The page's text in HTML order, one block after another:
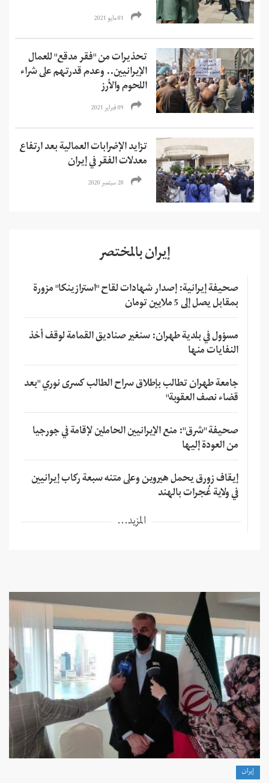
01 مايو 2021
تحذيرات من "فقر مدقع" للعمال
الإيرانيين.. وعدم قدرتهم على شراء
اللحوم ‌والأرز
09 فبراير 2021
تزايد الإضرابات العمالية بعد ارتفاع
معدلات الفقر في إيران
28 سبتمبر 2020
إيران بالمختصر
صحيفة إيرانية: إصدار شهادات لقاح "استرازينكا" مزورة
بمقابل يصل إلى 5 ملايين تومان
مسؤول في بلدية طهران: سنغير صناديق القمامة لوقف أخذ
النفايات منها
جامعة طهران تطالب بإطلاق سراح الطالب كسرى نوري "بعد
قضاء نصف العقوبة"
صحيفة "شرق": منع الإيرانيين الحاملين لإقامة في جورجيا
من العودة إليها
إيقاف زورق يحمل هيروين وعلى متنه سبعة ركاب إيرانيين
في ولاية غُجرات بالهند
المزيد...
إيران